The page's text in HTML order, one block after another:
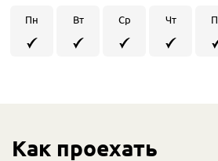
Пн Вт Ср Чт
Как проехать